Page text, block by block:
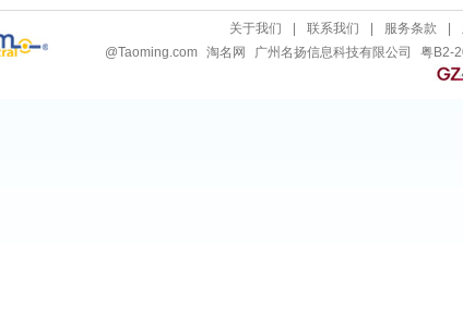
关于我们 联系我们 服务条款
粤B2-
广州名扬信息科技有限公司
淘名网
@Taoming.com